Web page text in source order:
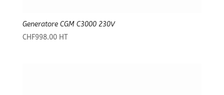
Generatore CGM C3000 230V
CHF998.00 HT